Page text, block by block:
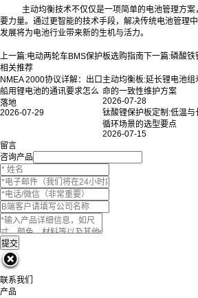
主动均衡技术不仅仅是一项简单的电池管理方
要力量。通过更智能的技术手段，解决传统电池管理
发展将为电池行业带来新的生机与活力。
上一篇:电动两轮车BMS保护板选购指南 下一篇:磷酸铁
相关推荐
NMEA 2000协议详解：出口
船用锂电池的通讯要求怎么
落地
2026-07-29
主动均衡板:延长锂电池组
命的一致性维护方案
2026-07-28
钛酸锂保护板定制:低温与
循环场景的选型要点
2026-07-15
留言
咨询产品
联系我们
产品